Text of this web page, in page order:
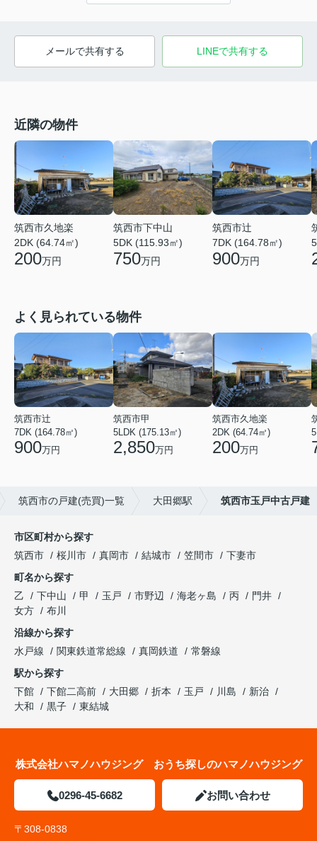
メールで共有する LINEで共有する
近隣の物件
筑西市久地楽
2DK (64.74㎡)
200万円
筑西市下中山
5DK (115.93㎡)
750万円
筑西市辻
7DK (164.78㎡)
900万円
よく見られている物件
筑西市辻
7DK (164.78㎡)
900万円
筑西市甲
5LDK (175.13㎡)
2,850万円
筑西市久地楽
2DK (64.74㎡)
200万円
筑西市の戸建(売買)一覧 大田郷駅 筑西市玉戸中古戸建
市区町村から探す
筑西市
桜川市 真岡市 結城市 笠間市
下妻市
町名から探す
乙
下中山 甲 玉戸 市野辺 海老ヶ島 丙
門井
女方
布川
沿線から探す
水戸線
関東鉄道常総線 真岡鉄道
常磐線
駅から探す
下館
下館二高前 大田郷 折本 玉戸 川島
新治
大和
黒子 東結城
株式会社ハマノハウジング おうち探しのハマノハウジング
0296-45-6682 お問い合わせ
〒308-0838